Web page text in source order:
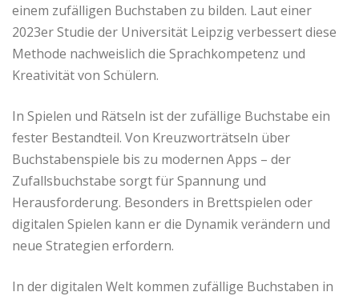
einem zufälligen Buchstaben zu bilden. Laut einer
2023er Studie der Universität Leipzig verbessert diese
Methode nachweislich die Sprachkompetenz und
Kreativität von Schülern.
In Spielen und Rätseln ist der zufällige Buchstabe ein
fester Bestandteil. Von Kreuzworträtseln über
Buchstabenspiele bis zu modernen Apps – der
Zufallsbuchstabe sorgt für Spannung und
Herausforderung. Besonders in Brettspielen oder
digitalen Spielen kann er die Dynamik verändern und
neue Strategien erfordern.
In der digitalen Welt kommen zufällige Buchstaben in